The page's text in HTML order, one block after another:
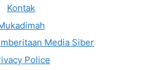
Kontak
Media Siber
Police